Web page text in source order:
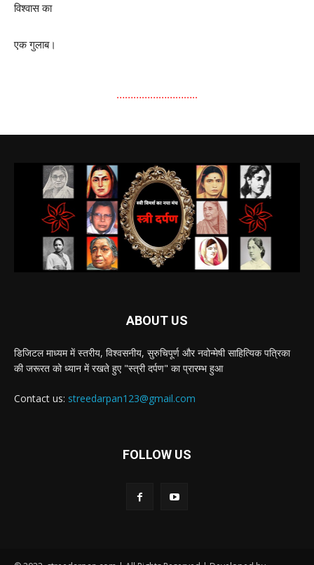
विश्वास का
एक गुलाब।
………………………..
ABOUT US
डिजिटल माध्यम में स्तरीय, विश्वसनीय, सुरुचिपूर्ण और नवोन्मेषी साहित्यिक पत्रिका
की जरूरत को ध्यान में रखते हुए "स्त्री दर्पण" का प्रारम्भ हुआ
Contact us: streedarpan123@gmail.com
FOLLOW US